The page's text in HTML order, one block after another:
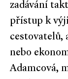
zadávání
přístup k
cestovatelů,
nebo
Adamcová,